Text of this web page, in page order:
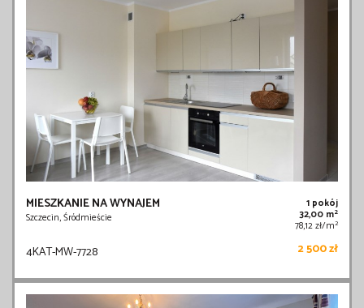
MIESZKANIE NA WYNAJEM
Szczecin, Śródmieście
1 pokój
32,00 m2
78,12 zł/m2
4KAT-MW-7728 2 500 zł